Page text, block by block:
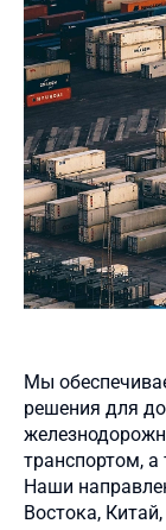
Мы
решения для
транспортом,
Наши
Востока,